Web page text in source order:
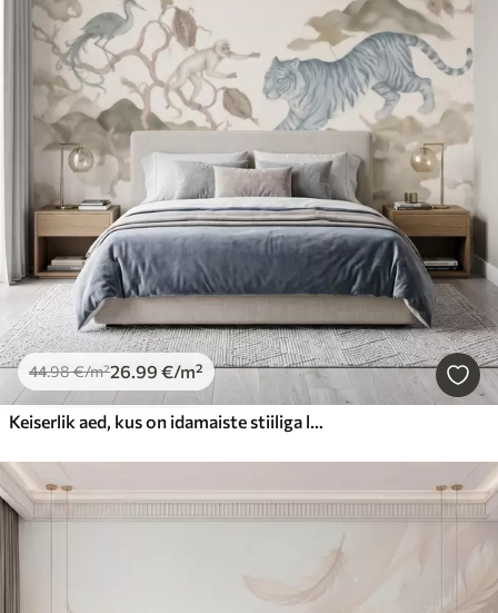
44.98€/m²26.99 €/m²
Keiserlik aed, kus on idamaiste stiiliga loomad – ahv, leopard, tiiger, paabulind ja kurg